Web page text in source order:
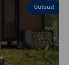
Uutuus!